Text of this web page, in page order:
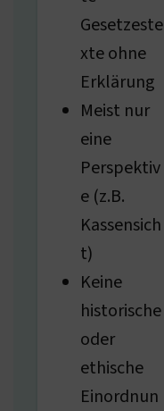
Gesetzeste
xte ohne
Erklärung
Meist nur
eine
Perspektiv
e (z.B.
Kassensich
t)
Keine
historische
oder
ethische
Einordnun